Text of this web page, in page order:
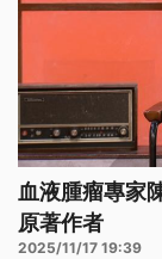
血液腫瘤專家
原著作者
2025/11/17 19:39